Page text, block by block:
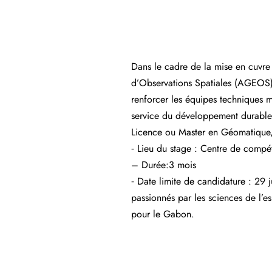
Dans le cadre de la mise en
d’Observations Spatiales
renforcer les équipes techniques
service du développement
Licence ou Master en
⁃ Lieu du stage : Centre de
– Durée:3 mois
⁃ Date limite de candidature : 29
passionnés par les sciences de
pour le Gabon.